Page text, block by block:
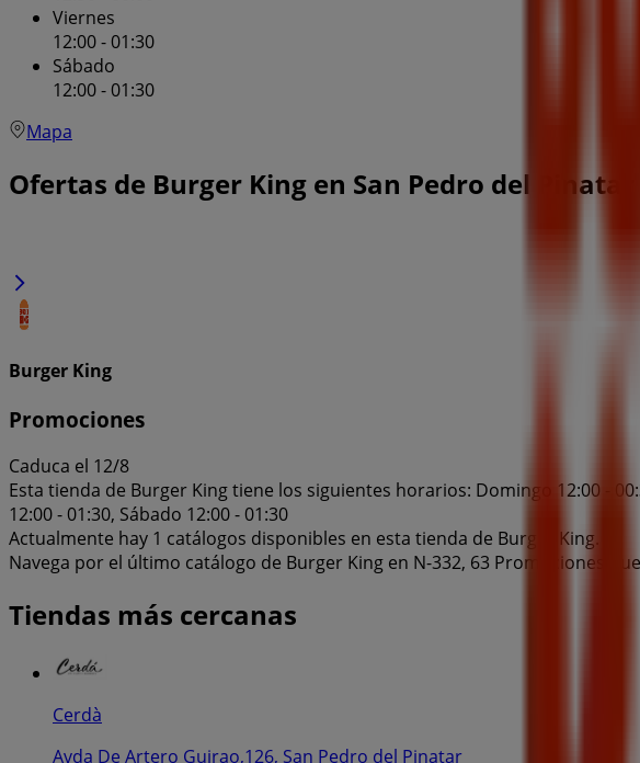
Viernes
12:00 - 01:30
Sábado
12:00 - 01:30
Mapa
Ofertas de Burger King en San Pedro del Pinatar
Burger King
Promociones
Caduca el 12/8
Esta tienda de Burger King tiene los siguientes horarios: Domingo 12:00 -
12:00 - 01:30, Sábado 12:00 - 01:30
Actualmente hay 1 catálogos disponibles en esta tienda de Burger King.
Navega por el último catálogo de Burger King en N-332, 63 Promociones
Tiendas más cercanas
Cerdà
Avda De Artero Guirao,126, San Pedro del Pinatar